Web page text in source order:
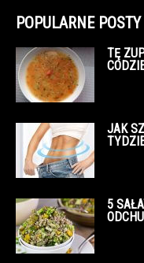
POPULARNE POSTY
TĘ
JAK
5